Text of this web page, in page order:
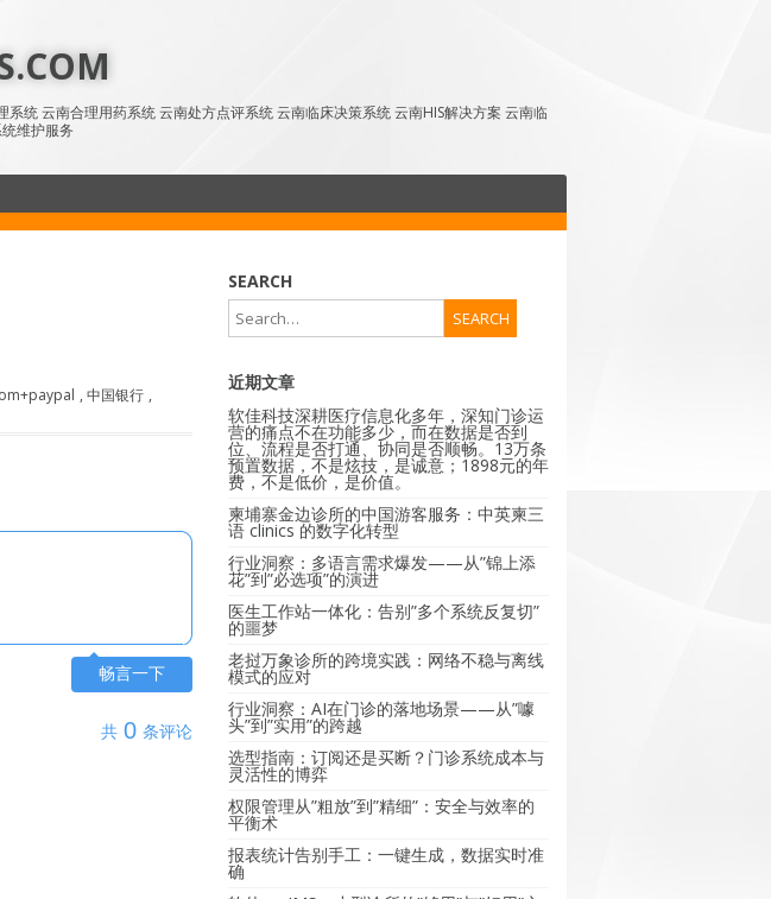
统 云南合理用药系统 云南处方点评系统 云南临床决策系统 云南HIS解决方案 云南临
维护服务
, 中国银行 ,
畅言一下
共 0 条评论
SEARCH
近期文章
软佳科技深耕医疗信息化多年，深知门诊运
营的痛点不在功能多少，而在数据是否到
位、流程是否打通、协同是否顺畅。13万条
预置数据，不是炫技，是诚意；1898元的年
费，不是低价，是价值。
柬埔寨金边诊所的中国游客服务：中英柬三
语 clinics 的数字化转型
行业洞察：多语言需求爆发——从”锦上添
花”到”必选项”的演进
医生工作站一体化：告别”多个系统反复切”
的噩梦
老挝万象诊所的跨境实践：网络不稳与离线
模式的应对
行业洞察：AI在门诊的落地场景——从”噱
头”到”实用”的跨越
选型指南：订阅还是买断？门诊系统成本与
灵活性的博弈
权限管理从”粗放”到”精细”：安全与效率的
平衡术
报表统计告别手工：一键生成，数据实时准
确